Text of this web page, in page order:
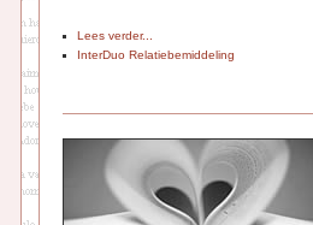
Lees verder...
InterDuo Relatiebemiddeling